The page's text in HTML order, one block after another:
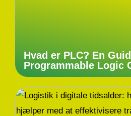
Hvad er PLC? En
Programmable Logic